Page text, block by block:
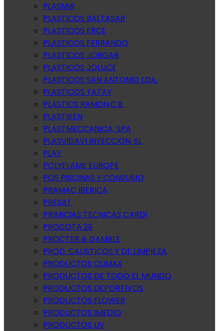
PLASMIR
PLASTICOS BALTASAR
PLASTICOS ERCE
PLASTICOS FERRANDO
PLASTICOS JOBGAR
PLASTICOS JOLUCE
PLASTICOS SAN ANTONIO LDA.
PLASTICOS TATAY
PLASTICS RAMON,C.B.
PLASTIKEN
PLASTMECCANICA, SPA
PLASVIDAVI INYECCION, SL
PLAY
POLYFLAME EUROPE
PQS PISCINAS Y CONSUMO
PRAMAC IBERICA
PRESAT
PRIMICIAS TECNICAS CARDI
PROCOTA 29
PROCTER & GAMBLE
PROD. CAUSTICOS Y DE LIMPIEZA
PRODUCTOS CLIMAX
PRODUCTOS DE TODO EL MUNDO
PRODUCTOS DEPORTIVOS
PRODUCTOS FLOWER
PRODUCTOS IMEDIO
PRODUCTOS LIV